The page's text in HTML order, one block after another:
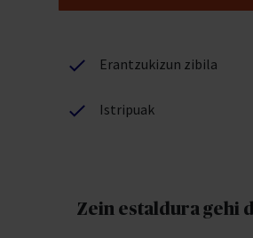
Erantzukizun zibila
Istripuak
Zein estaldura gehi